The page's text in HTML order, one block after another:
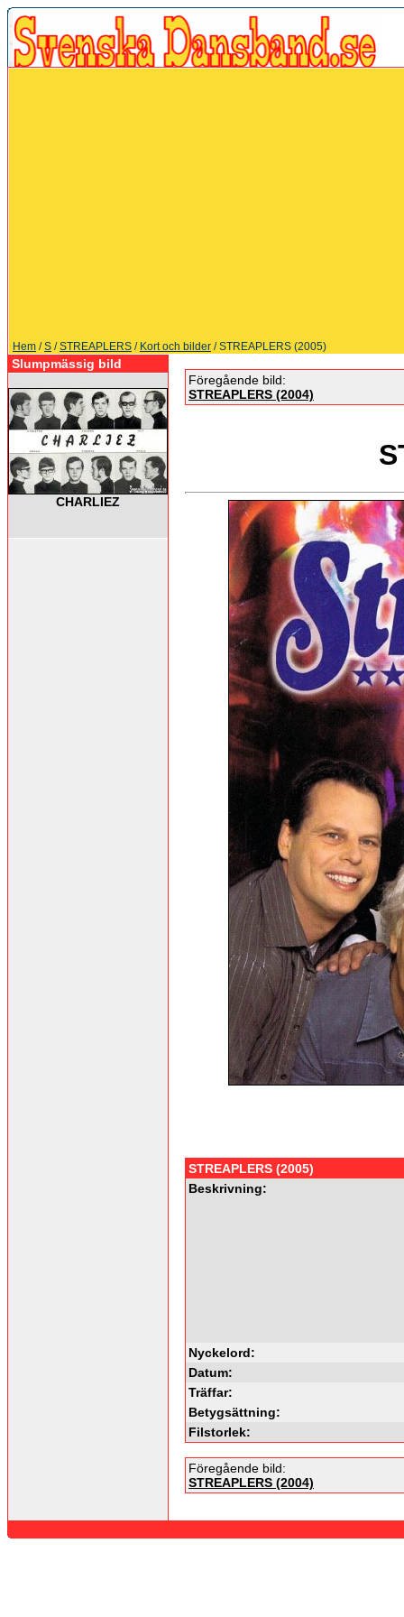
Hem /S /STREAPLERS / Kort och bilder / STREAPLERS (2005)
Slumpmässig bild
CHARLIEZ
Föregående bild:
STREAPLERS (2004)
STREAPLERS (2005)
Beskrivning:
Nyckelord:
Datum:
Träffar:
Betygsättning:
Filstorlek:
Föregående bild:
STREAPLERS (2004)